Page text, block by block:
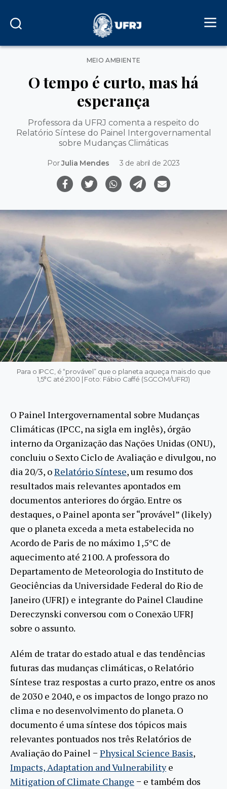
Categorias
MEIO AMBIENTE
O tempo é curto, mas há
esperança
Professora da UFRJ comenta a respeito do
Relatório Síntese do Painel Intergovernamental
sobre Mudanças Climáticas
PorJulia Mendes 3 de abril de 2023
Para o IPCC, é “provável” que o planeta aqueça mais do que
1,5°C até 2100 | Foto: Fábio Caffé (SGCOM/UFRJ)
O Painel Intergovernamental sobre Mudanças
Climáticas (IPCC, na sigla em inglês), órgão
interno da Organização das Nações Unidas (ONU),
concluiu o Sexto Ciclo de Avaliação e divulgou, no
dia 20/3, oRelatório Síntese, um resumo dos
resultados mais relevantes apontados em
documentos anteriores do órgão. Entre os
destaques, o Painel aponta ser “provável” (likely)
que o planeta exceda a meta estabelecida no
Acordo de Paris de no máximo 1,5°C de
aquecimento até 2100. A professora do
Departamento de Meteorologia do Instituto de
Geociências da Universidade Federal do Rio de
Janeiro (UFRJ) e integrante do Painel Claudine
Dereczynski conversou com o Conexão UFRJ
sobre o assunto.
Além de tratar do estado atual e das tendências
futuras das mudanças climáticas, o Relatório
Síntese traz respostas a curto prazo, entre os anos
de 2030 e 2040, e os impactos de longo prazo no
clima e no desenvolvimento do planeta. O
documento é uma síntese dos tópicos mais
relevantes pontuados nos três Relatórios de
Avaliação do Painel − Physical Science Basis,
Impacts, Adaptation and Vulnerabilitye
Mitigation of Climate Change − e também dos